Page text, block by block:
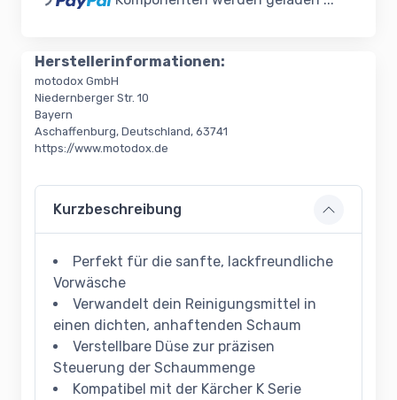
Herstellerinformationen:
motodox GmbH
Niedernberger Str. 10
Bayern
Aschaffenburg, Deutschland, 63741
https://www.motodox.de
Kurzbeschreibung
Perfekt für die sanfte, lackfreundliche
Vorwäsche
Verwandelt dein Reinigungsmittel in
einen dichten, anhaftenden Schaum
Verstellbare Düse zur präzisen
Steuerung der Schaummenge
Kompatibel mit der Kärcher K Serie